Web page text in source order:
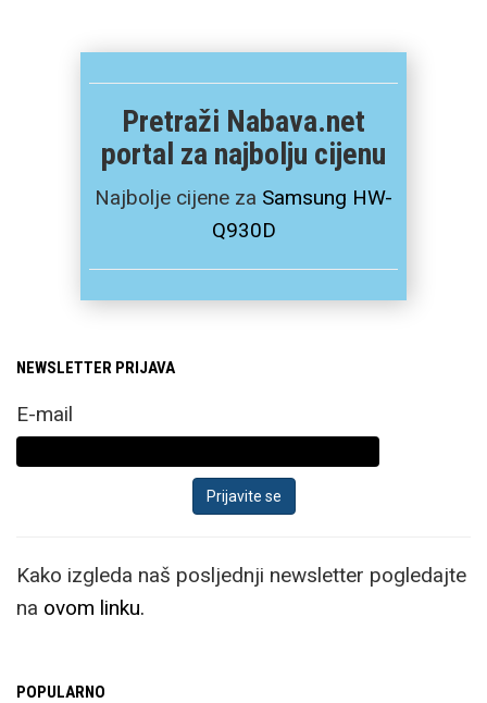
Pogledajmo sada što
sve nude uređaji u malo
više detalja.
Novi flagship preklopni
mobitel sada nosi ime
Samsung Galaxy Z
otklopljeni zaslon
zadržava omjer stranica
i dijagonalu od
Samsung ističe kako je
Pretraži Nabava.net
portal za najbolju cijenu
Najbolje cijene za Samsung HW-
Q930D
NEWSLETTER PRIJAVA
E-mail
Kako izgleda naš posljednji newsletter pogledajte
na ovom linku.
POPULARNO